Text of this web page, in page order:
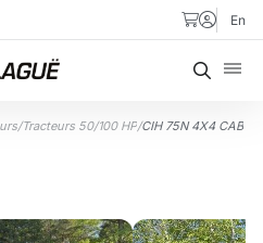
En
/Tracteurs 50/100 HP/CIH 75N 4X4 CAB